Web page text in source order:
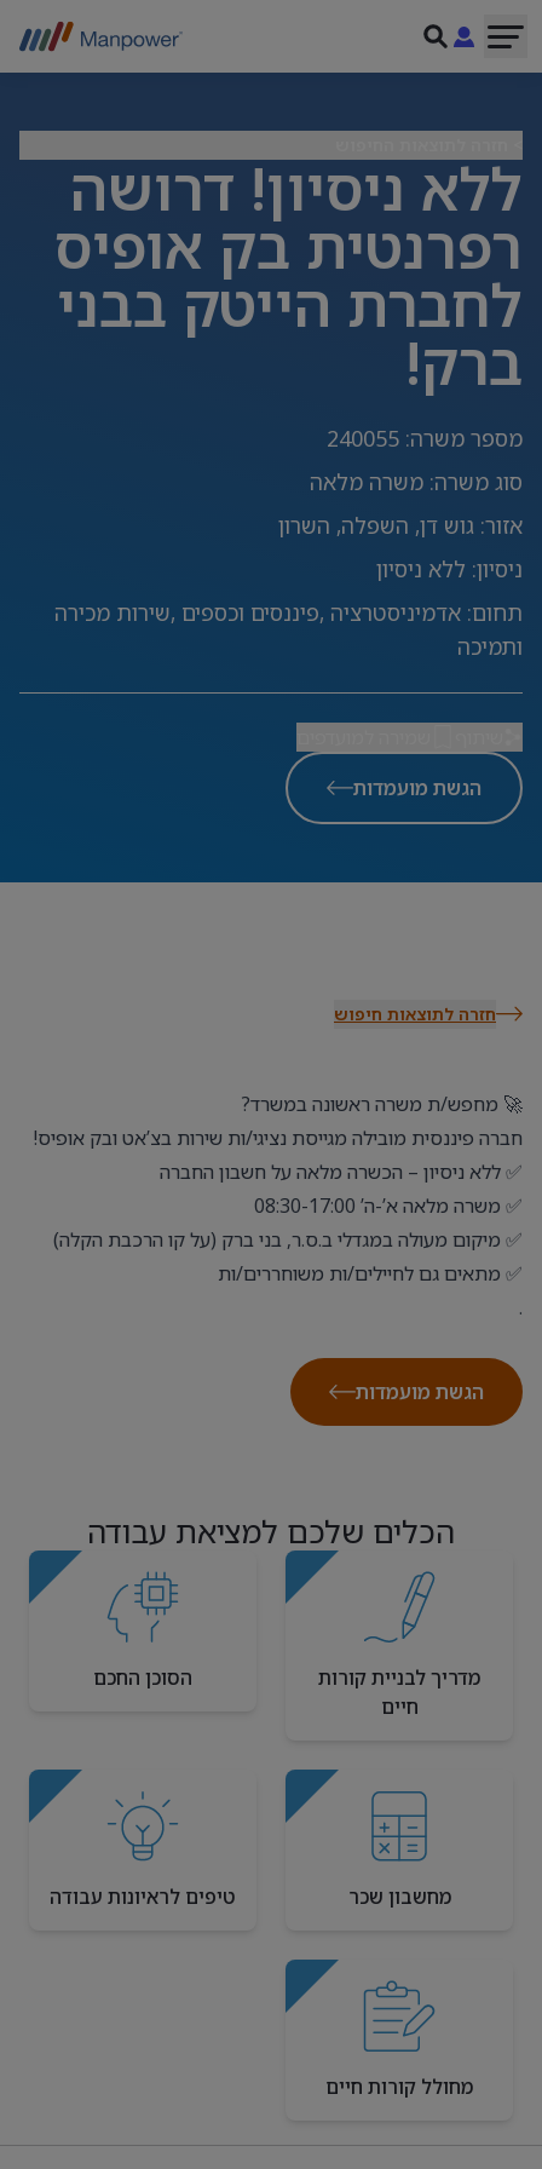
ללא ניסיון! דרושה
רפרנטית בק אופיס
לחברת הייטק בבני
ברק!
מספר משרה:
240055
סוג משרה: משרה מלאה
אזור: גוש דן, השפלה, השרון
ניסיון: ללא ניסיון
תחום: אדמיניסטרציה ,פיננסים וכספים ,שירות מכירה
ותמיכה
הגשת מועמדות
חזרה לתוצאות חיפוש
🚀 מחפש/ת משרה ראשונה במשרד?
חברה פיננסית מובילה מגייסת נציגי/ות שירות בצ’אט ובק אופיס!
✅ ללא ניסיון – הכשרה מלאה על חשבון החברה
✅ משרה מלאה א’-ה’ 08:30-17:00
✅ מיקום מעולה במגדלי ב.ס.ר, בני ברק (על קו הרכבת הקלה)
✅ מתאים גם לחיילים/ות משוחררים/ות
.
הגשת מועמדות
הכלים שלכם למציאת עבודה
מדריך לבניית קורות
חיים
הסוכן החכם
מחשבון שכר טיפים לראיונות עבודה
מחולל קורות חיים